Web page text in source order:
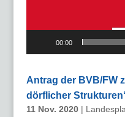
00:00
Antrag der BVB/FW
dörflicher
11 Nov. 2020|